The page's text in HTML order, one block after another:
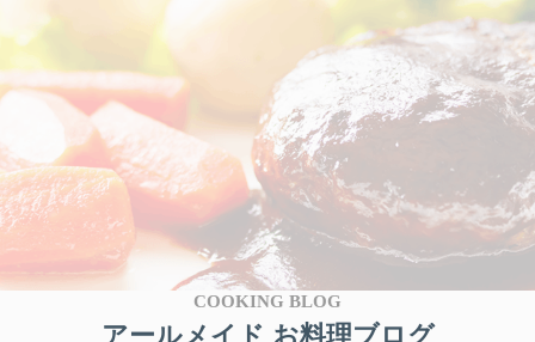
COOKING BLOG
アールメイド お料理ブログ